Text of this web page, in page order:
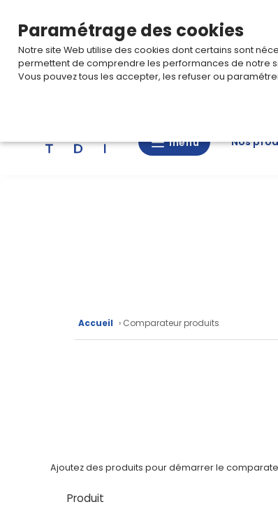
techniques
Mon
menu
menu Nos
Accueil › Comparateur produits
Ajoutez des produits pour démarrer le
Produit
Paramétrage des cookies
Notre site Web utilise des cookies dont certains sont
permettent de comprendre les performances de notre
Vous pouvez tous les accepter, les refuser ou